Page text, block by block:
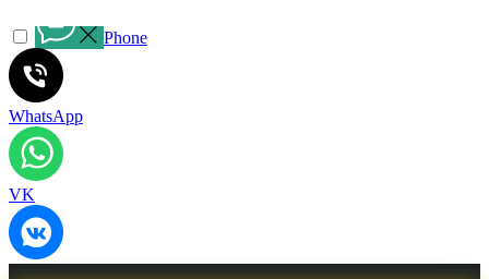
Phone
WhatsApp
VK